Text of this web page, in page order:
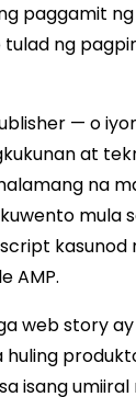
paggamit
ng
— o
at
na
mula
kasunod
AMP.
web story
huling
isang umiiral